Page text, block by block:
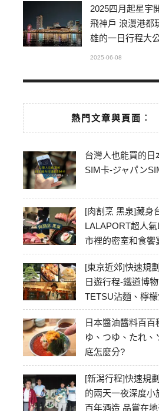
2025四月起星宇
飛神戶 浪漫港都
雄的一日行程大
2025-06-08
熱門文章與頁面︰
台灣人也能買的日
SIM卡-ジャパン
[肉割烹 黑泉]藏身
LALAPORT超人
市裡的密室和食饗
[東京近郊]快速規
日遊行程-鐵道博物
TETSU沾麵、檸檬
冰川神社、美食彙
日本醬油醬料百百
ゆ、つゆ、たれ、
底怎麼分?
[新潟行程]快速規
的兩天一夜深度小
百年酒造 品嘗在